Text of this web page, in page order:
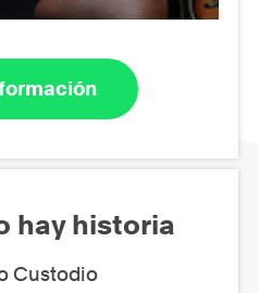
hay historia
Custodio